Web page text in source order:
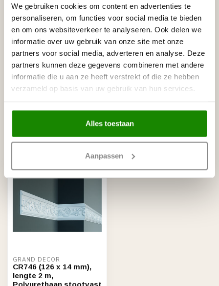
We gebruiken cookies om content en advertenties te
personaliseren, om functies voor social media te bieden
en om ons websiteverkeer te analyseren. Ook delen we
informatie over uw gebruik van onze site met onze
partners voor social media, adverteren en analyse. Deze
partners kunnen deze gegevens combineren met andere
informatie die u aan ze heeft verstrekt of die ze hebben
verzameld op basis van uw gebruik van hun services.
Alles toestaan
Aanpassen
Gerelateerde producten
NMC Adefix PLUS lijmkoker 290
ml
Op voorraad
€21,95
NMC
NMC Adefix lijmkoker 310 ml €8,95
Recent bekeken
GRAND DECOR
CR746 (126 x 14 mm),
lengte 2 m,
Polyurethaan stootvast